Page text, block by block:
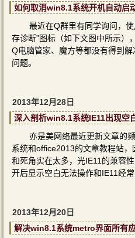
如何取消win8.1系统开机自动启
最近在Q群里有同学询问，
存诊断”图标（如下文图中所示）
Q电脑管家、魔方等都没有得到
问题。
2013年12月28日
深入剖析win8.1系统IE11出现空
亦是美网络最近更新文章的
系统和office2013的文章教程站
和死角实在太多，光IE11的兼容
开后显示空白无法操作和IE11经
2013年12月20日
解决win8.1系统metro界面所有